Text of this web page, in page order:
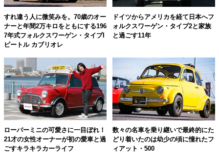
すれ違う人に微笑みを。70歳のオー
ナーと年間2万キロをともにする196
7年式フォルクスワーゲン・タイプI
ビートル カブリオレ
ドイツからアメリカを経て日本へフ
ォルクスワーゲン・タイプ2と家族
と過ごす11年
ローバーミニの可愛さに一目ぼれ！
21才の女性オーナーが初の愛車と過
ごすキラキラカーライフ
数々の名車を乗り継いで最終的にた
どり着いたのは幼少の頃に憧れたフ
ィアット・500